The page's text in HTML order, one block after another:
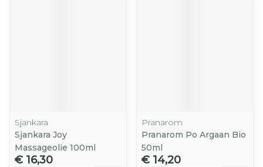
Sjankara
Sjankara Joy
Massageolie 100ml
€ 16,30
Pranarom
Pranarom Po Argaan Bio
50ml
€ 14,20